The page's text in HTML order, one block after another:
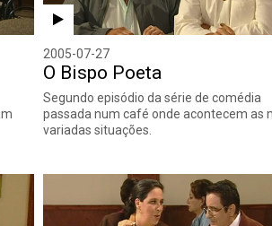
2005-07-27
O Bispo Poeta
Segundo episódio da série de comédia
passada num café onde acontecem as
variadas situações.